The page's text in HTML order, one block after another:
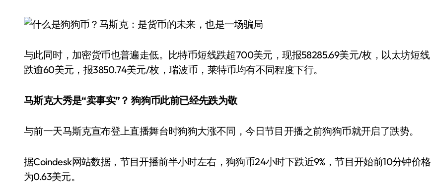
与此同时，加密货币也普遍走低。比特币短线跌超700美元，现报58285.69美元/枚，以太坊短线
跌逾60美元，报3850.74美元/枚，瑞波币，莱特币均有不同程度下行。
马斯克大秀是“卖事实”？ 狗狗币此前已经先跌为敬
与前一天马斯克宣布登上直播舞台时狗狗大涨不同，今日节目开播之前狗狗币就开启了跌势。
据Coindesk网站数据，节目开播前半小时左右，狗狗币24小时下跌近9%，节目开始前10分钟价格
为0.63美元。